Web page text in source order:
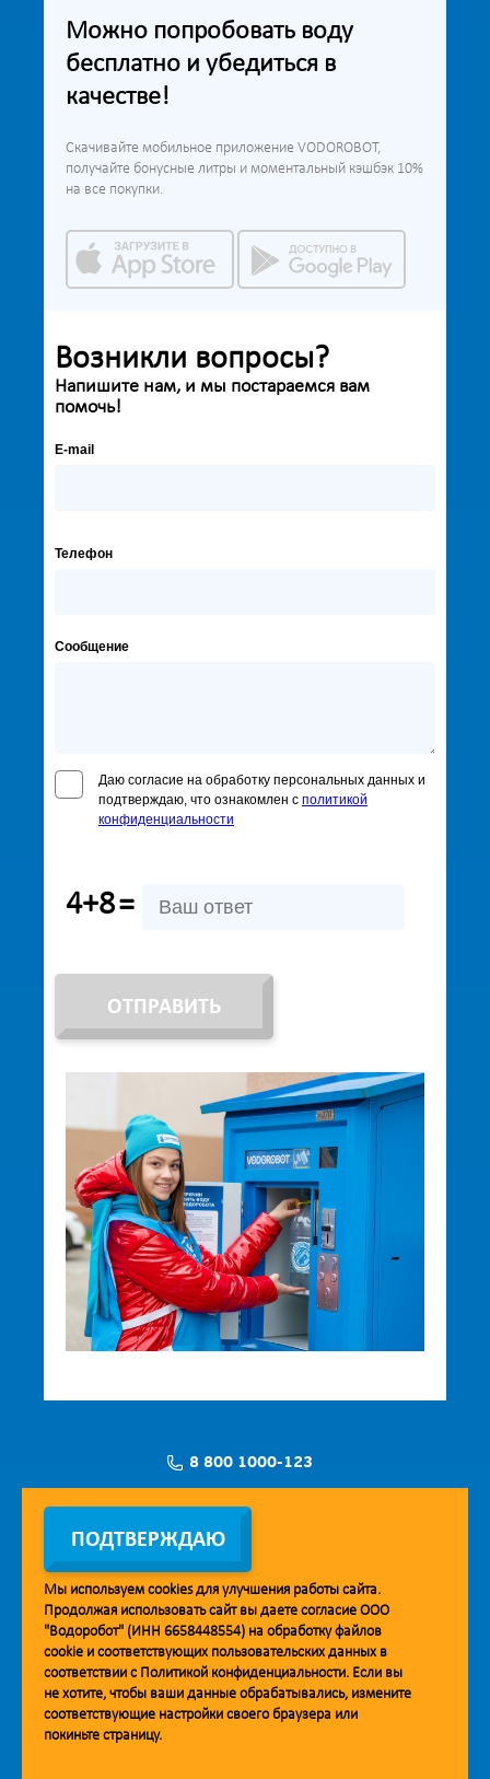
Можно попробовать воду
бесплатно и убедиться в
качестве!
Скачивайте мобильное приложение VODOROBOT,
получайте бонусные литры и моментальный кэшбэк 10%
на все покупки.
Возникли вопросы?
Напишите нам, и мы постараемся вам
помочь!
E-mail
Телефон
Сообщение
Даю согласие на обработку персональных данных и
подтверждаю, что ознакомлен с политикой
конфиденциальности
4+8=
ОТПРАВИТЬ
8 800 1000-123
Заявка на установку
Мобильное приложение Vodorobot
ПОДТВЕРЖДАЮ
Мы используем cookiesдля улучшения работы сайта.
Продолжая использовать сайт вы даете согласие ООО
"Водоробот" (ИНН 6658448554) на обработку файлов
cookie и соответствующих пользовательских данных в
соответствии с Политикой конфиденциальности. Если вы
не хотите, чтобы ваши данные обрабатывались, измените
соответствующие настройки своего браузера или
покиньте страницу.